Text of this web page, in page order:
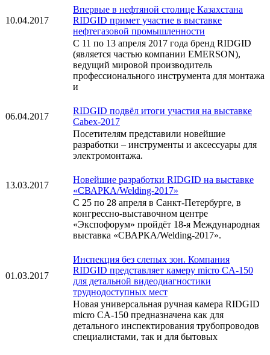
10.04.2017
Впервые в нефтяной столице Казахстана
RIDGID примет участие в выставке
нефтегазовой промышленности
С 11 по 13 апреля 2017 года бренд RIDGID
(является частью компании EMERSON),
ведущий мировой производитель
профессионального инструмента для монтажа
и
06.04.2017
RIDGID подвёл итоги участия на выставке
Cabex-2017
Посетителям представили новейшие
разработки – инструменты и аксессуары для
электромонтажа.
13.03.2017
Новейшие разработки RIDGID на выставке
«СВАРКА/Welding-2017»
С 25 по 28 апреля в Санкт-Петербурге, в
конгрессно-выставочном центре
«Экспофорум» пройдёт 18-я Международная
выставка «СВАРКА/Welding-2017».
01.03.2017
Инспекция без слепых зон. Компания
RIDGID представляет камеру micro CA-150
для детальной видеодиагностики
труднодоступных мест
Новая универсальная ручная камера RIDGID
micro CA-150 предназначена как для
детального инспектирования трубопроводов
специалистами, так и для бытовых